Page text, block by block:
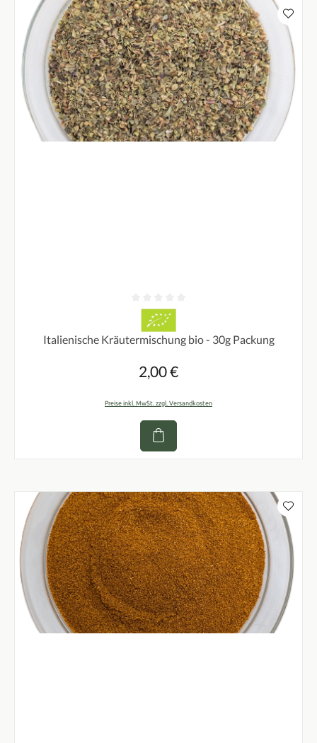
Durchschnittliche Bewertung von 0 von 5 Sternen
Italienische Kräutermischung bio - 30g Packung
Regulärer Preis:
2,00 €
Preise inkl. MwSt. zzgl. Versandkosten